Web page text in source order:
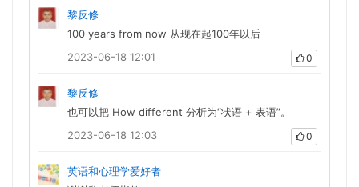
黎反修
100 years from now 从现在起100年以后
2023-06-18 12:01
0
黎反修
也可以把 How different 分析为“状语 + 表语”。
2023-06-18 12:03
0
英语和心理学爱好者